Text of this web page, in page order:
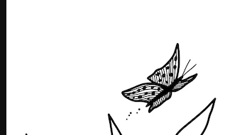
toteuttamiseen. Yli miljoona tilaajaa
luovien alojen ammattilaisten, yritysten,
toimistojen ja studioiden joukossa.